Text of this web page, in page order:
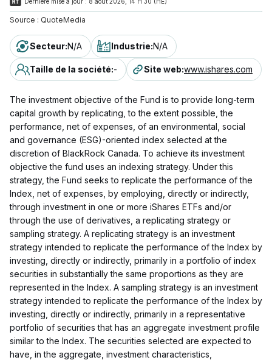
Source : QuoteMedia
Secteur:N/A Industrie:N/A
Taille de la société:- Site web:www.ishares.com
The investment objective of the Fund is to provide long-term
capital growth by replicating, to the extent possible, the
performance, net of expenses, of an environmental, social
and governance (ESG)-oriented index selected at the
discretion of BlackRock Canada. To achieve its investment
objective the fund uses an indexing strategy. Under this
strategy, the Fund seeks to replicate the performance of the
Index, net of expenses, by employing, directly or indirectly,
through investment in one or more iShares ETFs and/or
through the use of derivatives, a replicating strategy or
sampling strategy. A replicating strategy is an investment
strategy intended to replicate the performance of the Index by
investing, directly or indirectly, primarily in a portfolio of index
securities in substantially the same proportions as they are
represented in the Index. A sampling strategy is an investment
strategy intended to replicate the performance of the Index by
investing, directly or indirectly, primarily in a representative
portfolio of securities that has an aggregate investment profile
similar to the Index. The securities selected are expected to
have, in the aggregate, investment characteristics,